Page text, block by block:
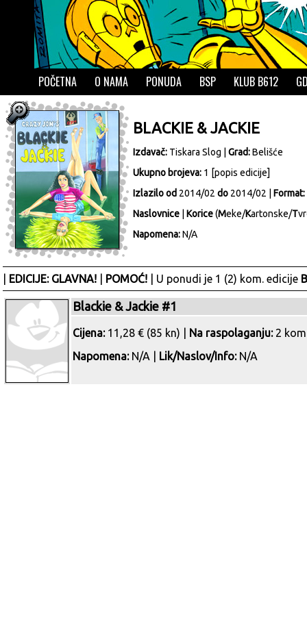
POČETNA O NAMA PONUDA BSP KLUB B612
BLACKIE & JACKIE
Izdavač: Tiskara Slog Grad:Belišće
Ukupno brojeva: 1 [popis edicije]
Izlazilo od 2014/02 do 2014/02 | Format:
Naslovnice
Korice(Meke/Kartonske/T
Napomena:N/A
EDICIJE: GLAVNA! POMOĆ! | U ponudi je 1 (2) kom. edicije
Blackie & Jackie #1
Cijena:11,28 € (85 kn) | Na raspolaganju:2
Napomena:N/A | Lik/Naslov/Info:N/A